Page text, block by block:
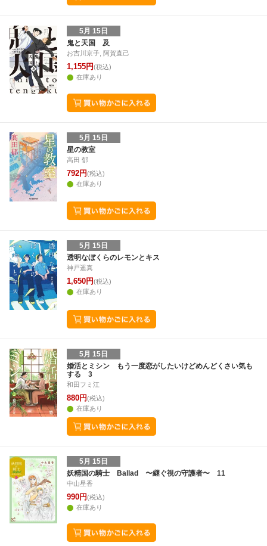
5月 15日
鬼と天国 及
お吉川京子, 阿賀直己
1,155円(税込)
在庫あり
5月 15日
星の教室
高田 郁
792円(税込)
在庫あり
5月 15日
透明なぼくらのレモンとキス
神戸遥真
1,650円(税込)
在庫あり
5月 15日
婚活とミシン もう一度恋がしたいけどめんどくさい気も
する 3
和田フミ江
880円(税込)
在庫あり
5月 15日
妖精国の騎士 Ballad 〜継ぐ視の守護者〜 11
中山星香
990円(税込)
在庫あり